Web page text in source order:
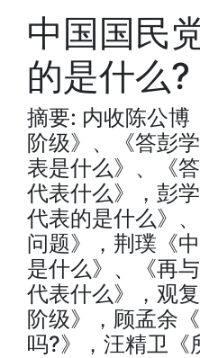
中国国民
的是什么?
摘要: 内收陈公博
阶级》、《答彭
表是什么》、《
代表什么》，彭
代表的是什么》
问题》，荆璞《
是什么》、《再
代表什么》，观
阶级》，顾孟余
吗?》，汪精卫《